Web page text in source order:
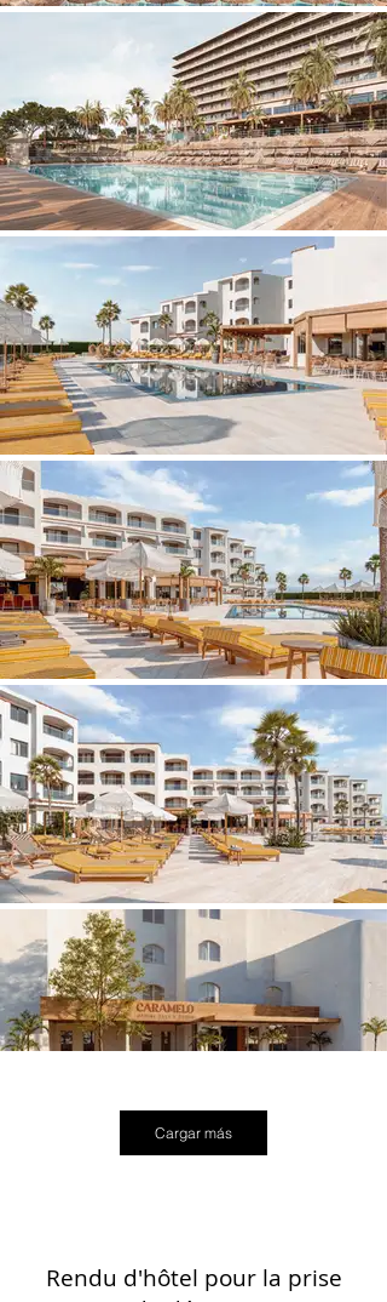
Cargar más
Rendu d'hôtel pour la prise